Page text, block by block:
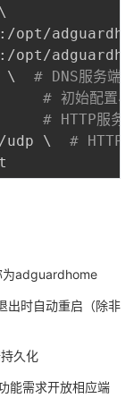
\
opt/
opt/
\
# DNS服务端
# 初始配置界
# HTTP服务
udp \
#
为adguardhome
出时自动重启（除非
久化
能需求开放相应端